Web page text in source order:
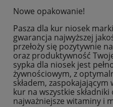
Nowe opakowanie!
Pasza dla kur niosek
gwarancja najwyższej
przełoży się pozytywnie
oraz produktywność
sypka dla niosek jest
żywnościowym, z
składem,
kur na wszystkie składniki
najważniejsze witaminy i